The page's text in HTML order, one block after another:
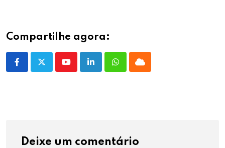
Compartilhe agora:
YoutubeLinkedInWhatsappCloud
Deixe um comentário